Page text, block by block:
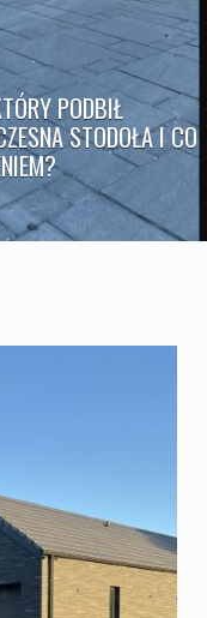
PODBIŁ
STODOŁA I CO